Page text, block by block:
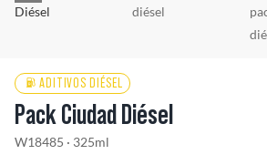
Productos
Consejos
ADITIVOS DIÉSEL
Pack Ciudad Diésel
W18485 · 325ml